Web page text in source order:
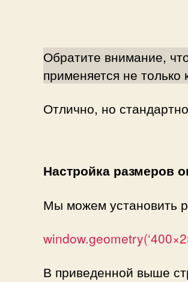
Обратите внимание,
применяется не только
Отлично, но
Настройка размеров
Мы можем установить
В приведенной выше